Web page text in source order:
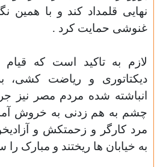
نهایی قلمداد کند و با همین
غنوشی حمایت کرد .
لازم به تاکید است که
دیکتاتوری و ریاضت
انباشته شده مردم مصر نیز
چشم به هم زدنی به خروش
مرد کارگر و زحمتکش و
به خیابان ها ریختند و مبارک